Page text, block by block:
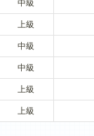
中級
上級
中級
中級
上級
上級